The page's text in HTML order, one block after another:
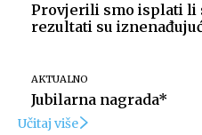
Provjerili smo isplati li
rezultati su
AKTUALNO
Jubilarna nagrada*
Učitaj više